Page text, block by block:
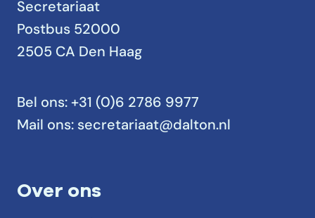
Secretariaat
Postbus 52000
2505 CA Den Haag
Bel ons: +31 (0)6 2786 9977
Mail ons: secretariaat@dalton.nl
Over ons